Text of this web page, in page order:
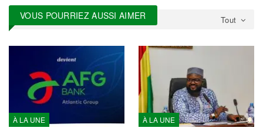
Tout
VOUS POURRIEZ AUSSI AIMER
À LA UNE À LA UNE